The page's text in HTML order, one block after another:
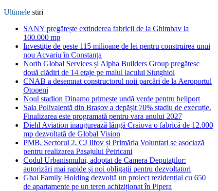
Ultimele stiri
SANY pregătește extinderea fabricii de la Ghimbav la
100.000 mp
Investiție de peste 115 milioane de lei pentru construirea unui
nou Acvariu în Constanța
North Global Services și Alpha Builders Group pregătesc
două clădiri de 14 etaje pe malul lacului Siutghiol
CNAB a desemnat constructorul noii parcări de la Aeroportul
Otopeni
Noul stadion Dinamo primește undă verde pentru heliport
Sala Polivalentă din Brașov a depășit 70% stadiu de execuție.
Finalizarea este programată pentru vara anului 2027
Diehl Aviation inaugurează lângă Craiova o fabrică de 12.000
mp dezvoltată de Global Vision
PMB, Sectorul 2, CJ Ilfov și Primăria Voluntari se asociază
pentru realizarea Pasajului Petricani
Codul Urbanismului, adoptat de Camera Deputaților:
autorizări mai rapide și noi obligații pentru dezvoltatori
Ghai Family Holding dezvoltă un proiect rezidențial cu 650
de apartamente pe un teren achiziționat în Pipera